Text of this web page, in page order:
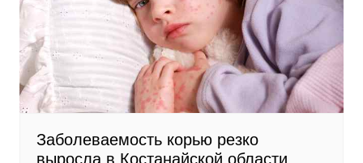
Заболеваемость корью резко
выросла в Костанайской области